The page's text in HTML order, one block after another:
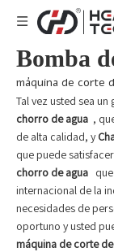
Bomba
máquina de corte
Tal vez usted sea
chorro de agua ,
de alta calidad, y
que puede
chorro de agua
internacional de la
necesidades de
oportuno y usted
máquina de corte